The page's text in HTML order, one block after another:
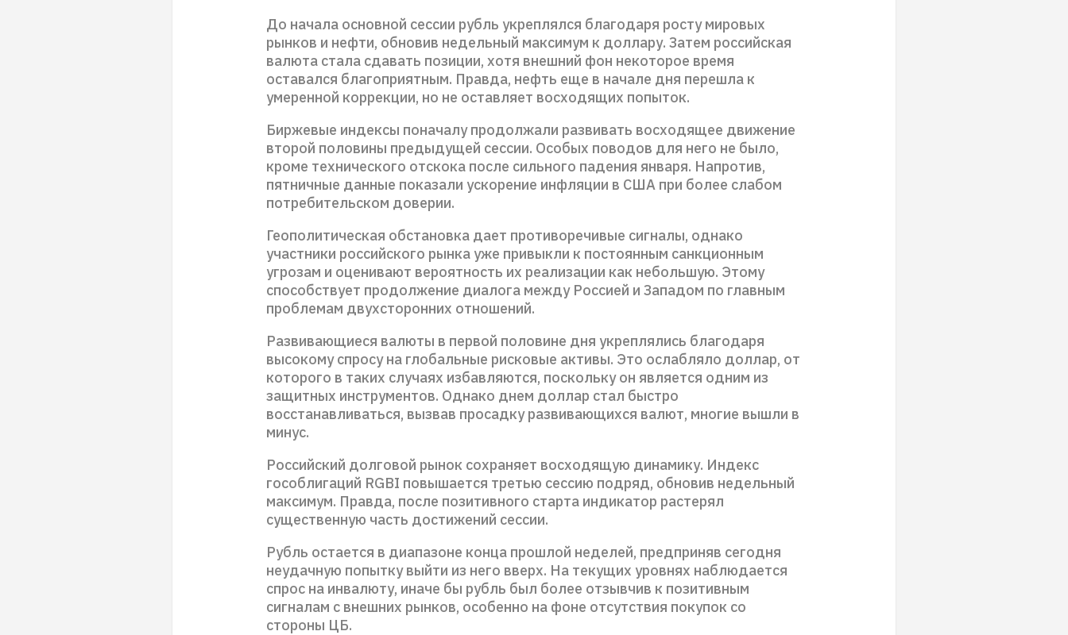
До начала основной сессии рубль укреплялся благодаря росту мировых
рынков и нефти, обновив недельный максимум к доллару. Затем российская
валюта стала сдавать позиции, хотя внешний фон некоторое время
оставался благоприятным. Правда, нефть еще в начале дня перешла к
умеренной коррекции, но не оставляет восходящих попыток.
Биржевые индексы поначалу продолжали развивать восходящее движение
второй половины предыдущей сессии. Особых поводов для него не было,
кроме технического отскока после сильного падения января. Напротив,
пятничные данные показали ускорение инфляции в США при более слабом
потребительском доверии.
Геополитическая обстановка дает противоречивые сигналы, однако
участники российского рынка уже привыкли к постоянным санкционным
угрозам и оценивают вероятность их реализации как небольшую. Этому
способствует продолжение диалога между Россией и Западом по главным
проблемам двухсторонних отношений.
Развивающиеся валюты в первой половине дня укреплялись благодаря
высокому спросу на глобальные рисковые активы. Это ослабляло доллар, от
которого в таких случаях избавляются, поскольку он является одним из
защитных инструментов. Однако днем доллар стал быстро
восстанавливаться, вызвав просадку развивающихся валют, многие вышли в
минус.
Российский долговой рынок сохраняет восходящую динамику. Индекс
гособлигаций RGBI повышается третью сессию подряд, обновив недельный
максимум. Правда, после позитивного старта индикатор растерял
существенную часть достижений сессии.
Рубль остается в диапазоне конца прошлой неделей, предприняв сегодня
неудачную попытку выйти из него вверх. На текущих уровнях наблюдается
спрос на инвалюту, иначе бы рубль был более отзывчив к позитивным
сигналам с внешних рынков, особенно на фоне отсутствия покупок со
стороны ЦБ.